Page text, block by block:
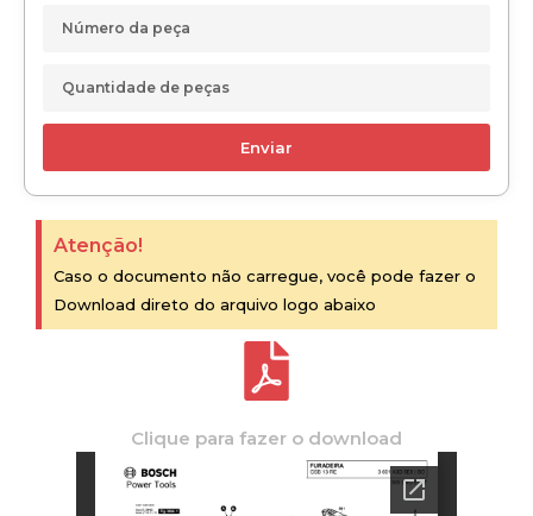
Enviar
Atenção!
Caso o documento não carregue, você pode fazer o
Download direto do arquivo logo abaixo
Clique para fazer o download